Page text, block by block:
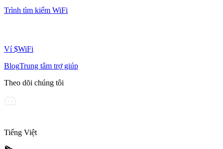
Trình tìm kiếm WiFi
Ví $WiFi
BlogTrung tâm trợ giúp
Theo dõi chúng tôi
Tiếng Việt